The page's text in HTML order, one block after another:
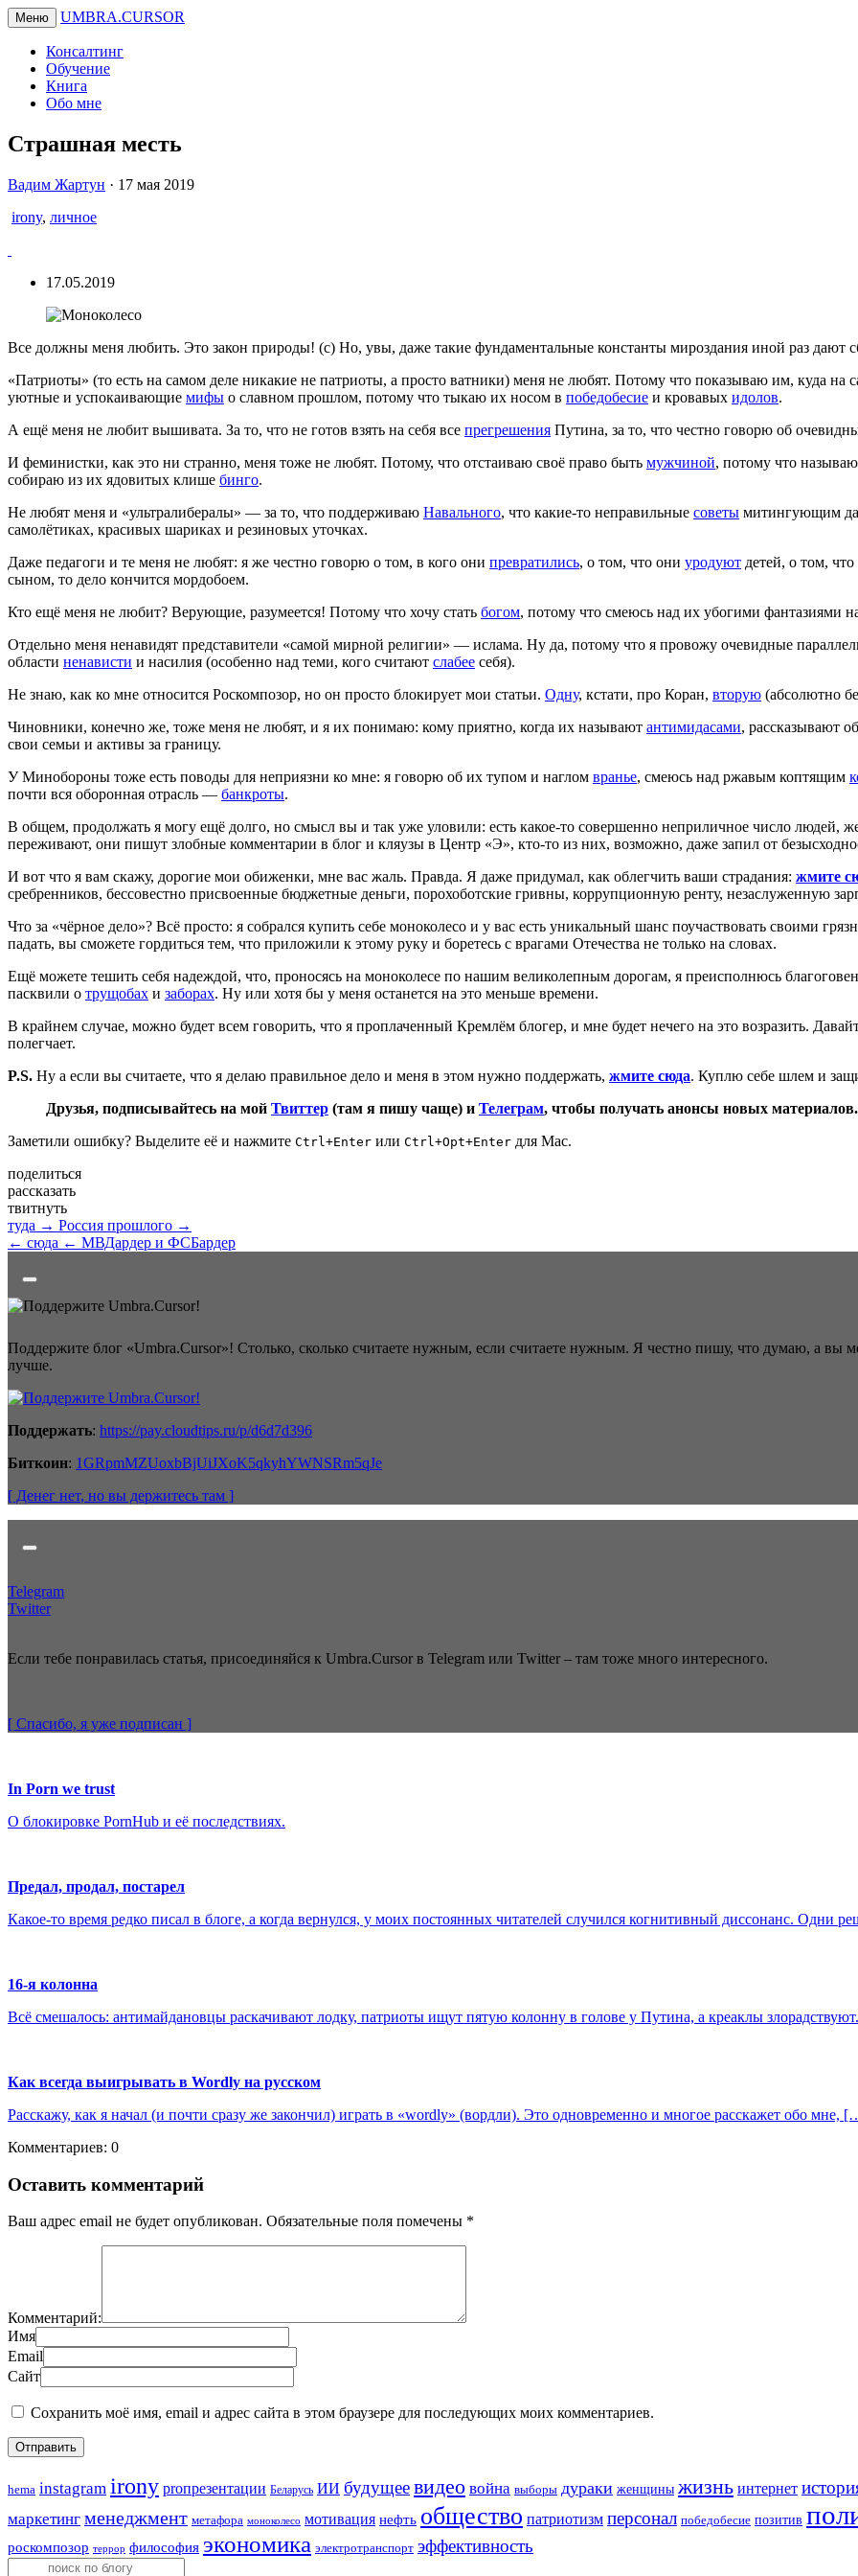
Меню UMBRA.CURSOR
Консалтинг
Обучение
Книга
Обо мне
Страшная месть
Вадим
Вадим Жартун · 17 мая 2019
irony, личное
17.05.2019
Все должны меня любить. Это закон природы! (с) Но, увы, даже такие фундаментальные константы мироздания иной раз
«Патриоты» (то есть на самом деле никакие не патриоты, а просто ватники) меня не любят. Потому что показываю им, куда на
уютные и успокаивающие мифы о славном прошлом, потому что тыкаю их носом в победобесие и кровавых идолов.
А ещё меня не любит вышивата. За то, что не готов взять на себя все прегрешения Путина, за то, что честно говорю об
И феминистки, как это ни странно, меня тоже не любят. Потому, что отстаиваю своё право быть мужчиной, потому что
собираю из их ядовитых клише бинго.
Не любят меня и «ультралибералы» — за то, что поддерживаю Навального, что какие-то неправильные советы митингующим
самолётиках, красивых шариках и резиновых уточках.
Даже педагоги и те меня не любят: я же честно говорю о том, в кого они превратились, о том, что они уродуют детей, о том,
сыном, то дело кончится мордобоем.
Кто ещё меня не любит? Верующие, разумеется! Потому что хочу стать богом, потому что смеюсь над их убогими фантазиями
Отдельно меня ненавидят представители «самой мирной религии» — ислама. Ну да, потому что я провожу очевидные
области ненависти и насилия (особенно над теми, кого считают слабее себя).
Не знаю, как ко мне относится Роскомпозор, но он просто блокирует мои статьи. Одну, кстати, про Коран, вторую (абсолютно
Чиновники, конечно же, тоже меня не любят, и я их понимаю: кому приятно, когда их называют антимидасами, рассказывают
свои семьи и активы за границу.
У Минобороны тоже есть поводы для неприязни ко мне: я говорю об их тупом и наглом вранье, смеюсь над ржавым коптящим
почти вся оборонная отрасль — банкроты.
В общем, продолжать я могу ещё долго, но смысл вы и так уже уловили: есть какое-то совершенно неприличное число людей,
переживают, они пишут злобные комментарии в блог и кляузы в Центр «Э», кто-то из них, возможно, даже запил от
И вот что я вам скажу, дорогие мои обиженки, мне вас жаль. Правда. Я даже придумал, как облегчить ваши страдания: жмите
сребренников, бессовестно присвоенные бюджетные деньги, порохоботские гривны, коррупционную ренту, незаслуженную
Что за «чёрное дело»? Всё просто: я собрался купить себе моноколесо и у вас есть уникальный шанс поучаствовать своими
падать, вы сможете гордиться тем, что приложили к этому руку и боретесь с врагами Отечества не только на словах.
Ещё можете тешить себя надеждой, что, проносясь на моноколесе по нашим великолепным дорогам, я преисполнюсь
пасквили о трущобах и заборах. Ну или хотя бы у меня останется на это меньше времени.
В крайнем случае, можно будет всем говорить, что я проплаченный Кремлём блогер, и мне будет нечего на это возразить.
полегчает.
P.S. Ну а если вы считаете, что я делаю правильное дело и меня в этом нужно поддержать, жмите сюда. Куплю себе шлем и
Друзья, подписывайтесь на мой Твиттер (там я пишу чаще) и Телеграм, чтобы получать анонсы новых материалов.
Заметили ошибку? Выделите её и нажмите Ctrl+Enter или Ctrl+Opt+Enter для Mac.
поделиться
рассказать
твитнуть
туда → Россия прошлого →
← сюда ← МВДардер и ФСБардер
Поддержите блог «Umbra.Cursor»! Столько, сколько считаете нужным, если считаете нужным. Я честно пишу, что думаю, а вы
лучше.
Поддержать: https://pay.cloudtips.ru/p/d6d7d396
Биткоин: 1GRpmMZUoxbBjUiJXoK5qkyhYWNSRm5qJe
[ Денег нет, но вы держитесь там ]
Telegram
Twitter
Если тебе понравилась статья, присоединяйся к Umbra.Cursor в Telegram или Twitter – там тоже много интересного.
[ Спасибо, я уже подписан ]
In Porn we trust
О блокировке PornHub и её последствиях.
Предал, продал, постарел
Какое-то время редко писал в блоге, а когда вернулся, у моих постоянных читателей случился когнитивный диссонанс. Одни
16-я колонна
Всё смешалось: антимайдановцы раскачивают лодку, патриоты ищут пятую колонну в голове у Путина, а креаклы
Как всегда выигрывать в Wordly на русском
Расскажу, как я начал (и почти сразу же закончил) играть в «wordly» (вордли). Это одновременно и многое расскажет обо мне,
Комментариев: 0
Оставить комментарий
Ваш адрес email не будет опубликован. Обязательные поля помечены *
Комментарий:
Имя
Email
Сайт
Сохранить моё имя, email и адрес сайта в этом браузере для последующих моих комментариев.
hema instagram irony proпрезентации Беларусь ИИ будущеевидео война выборы дураки женщины жизнь интернет
маркетинг менеджмент метафора моноколесо мотивация нефть общество патриотизм персонал победобесие позитив
роскомпозор террор философия экономика электротранспорт эффективность